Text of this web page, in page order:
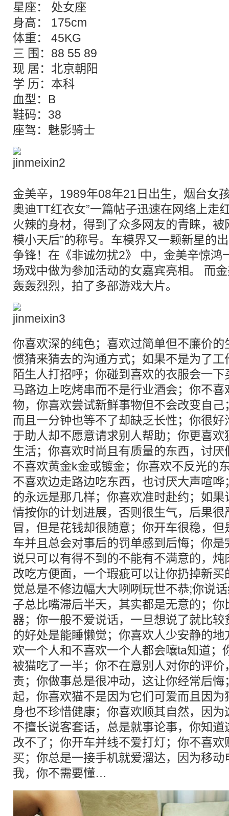
星座： 处女座
身高： 175cm
体重： 45KG
三 围：88 55 89
现 居：北京朝阳
学 历：本科
血型：B
鞋码：38
座驾：魅影骑士
金美辛，1989年08年21日出生，烟台女
奥迪TT红衣女”一篇帖子迅速在网络上走
火辣的身材，得到了众多网友的青睐，被
模小天后”的称号。车模界又一颗新星的
争锋！在《非诚勿扰2》 中，金美辛惊鸿
场戏中做为参加活动的女嘉宾亮相。 而
轰轰烈烈，拍了多部游戏大片。
你喜欢深的纯色；喜欢过简单但不廉价
惯猜来猜去的沟通方式；如果不是为了
陌生人打招呼；你碰到喜欢的衣服会一
马路边上吃烤串而不是行业酒会；你不
物，你喜欢尝试新鲜事物但不会改变自
而且一分钟也等不了却缺乏长性；你很
于助人却不愿意请求别人帮助；你更喜
生活；你喜欢时尚且有质量的东西，讨
不喜欢黄金k金或镀金；你喜欢不反光的
不喜欢边走路边吃东西，也讨厌大声喧
的永远是那几样；你喜欢准时赴约；如
情按你的计划进展，否则很生气，后果
冒，但是花钱却很随意；你开车很稳，
车并且总会对事后的罚单感到后悔；你
说只可以有得不到的不能有不满意的，
改吃方便面，一个瑕疵可以让你扔掉新
觉总是不修边幅大大咧咧玩世不恭;你说
子总比嘴滞后半天，其实都是无意的；
器；你一般不爱说话，一旦想说了就比
的好处是能睡懒觉；你喜欢人少安静的
欢一个人和不喜欢一个人都会嚷ta知道；
被猫吃了一半；你不在意别人对你的评
责；你做事总是很冲动，这让你经常后
起，你喜欢猫不是因为它们可爱而且因
身也不珍惜健康；你喜欢顺其自然，因
不擅长说客套话，总是就事论事，你知
改不了；你开车并线不爱打灯；你不喜
买；你总是一接手机就爱溜达，因为移
我，你不需要懂…